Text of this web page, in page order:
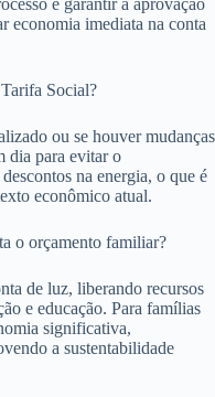
economia imediata na conta
Social?
ou se houver mudanças
dia para evitar o
na energia, o que é
econômico atual.
o orçamento familiar?
de luz, liberando recursos
e educação. Para famílias
significativa,
a sustentabilidade